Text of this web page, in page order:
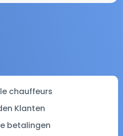
chauffeurs
Klanten
betalingen